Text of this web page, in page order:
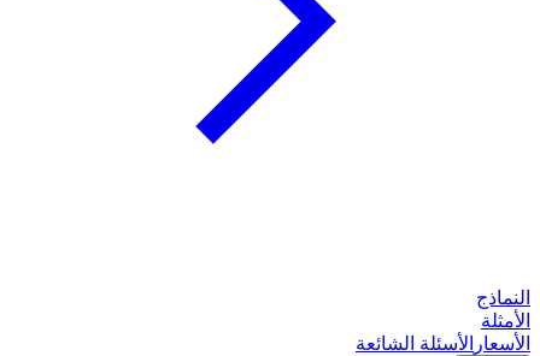
النماذج
الأمثلة
الأسعار الأسئلة الشائعة